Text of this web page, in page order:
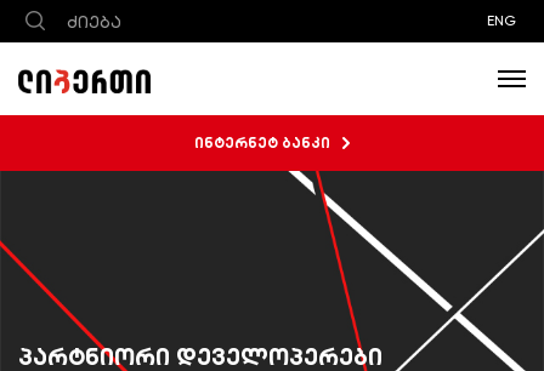
ENG
ინტერნეტ ბანკი
პარტნიორი დეველოპერები